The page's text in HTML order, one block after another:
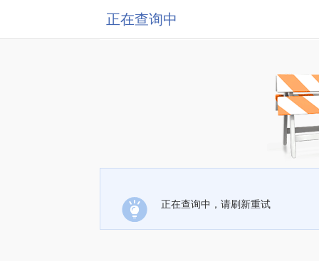
正在查询中
正在查询中，请刷新重试